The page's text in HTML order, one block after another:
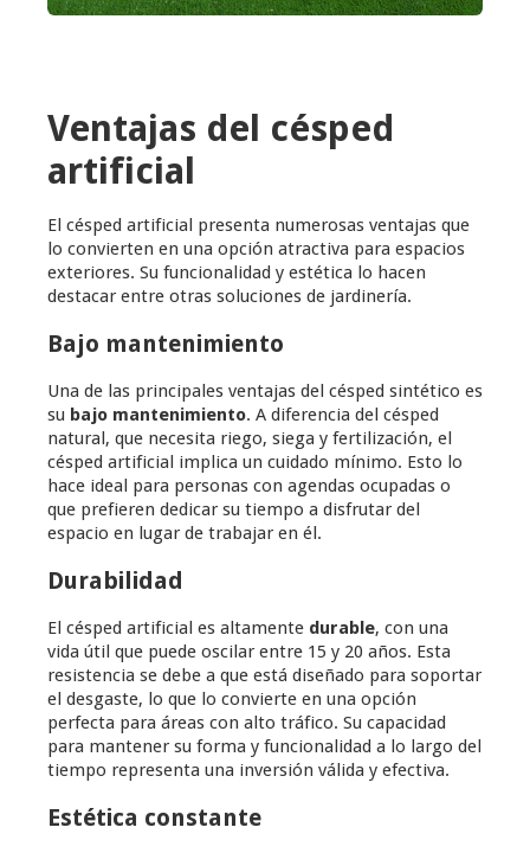
Ventajas del césped
artificial
El césped artificial presenta numerosas ventajas que
lo convierten en una opción atractiva para espacios
exteriores. Su funcionalidad y estética lo hacen
destacar entre otras soluciones de jardinería.
Bajo mantenimiento
Una de las principales ventajas del césped sintético es
su bajo mantenimiento. A diferencia del césped
natural, que necesita riego, siega y fertilización, el
césped artificial implica un cuidado mínimo. Esto lo
hace ideal para personas con agendas ocupadas o
que prefieren dedicar su tiempo a disfrutar del
espacio en lugar de trabajar en él.
Durabilidad
El césped artificial es altamente durable, con una
vida útil que puede oscilar entre 15 y 20 años. Esta
resistencia se debe a que está diseñado para soportar
el desgaste, lo que lo convierte en una opción
perfecta para áreas con alto tráfico. Su capacidad
para mantener su forma y funcionalidad a lo largo del
tiempo representa una inversión válida y efectiva.
Estética constante